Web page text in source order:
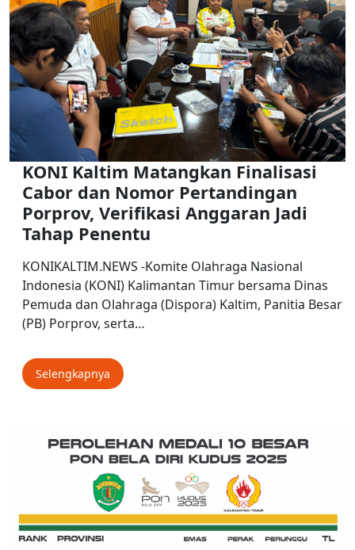
KONI Kaltim Matangkan Finalisasi
Cabor dan Nomor Pertandingan
Porprov, Verifikasi Anggaran Jadi
Tahap Penentu
KONIKALTIM.NEWS -Komite Olahraga Nasional
Indonesia (KONI) Kalimantan Timur bersama Dinas
Pemuda dan Olahraga (Dispora) Kaltim, Panitia Besar
(PB) Porprov, serta…
Selengkapnya